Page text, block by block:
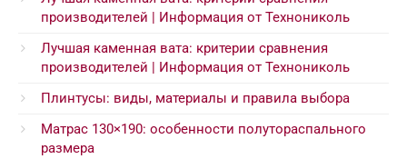
производителей | Информация от Технониколь
Лучшая каменная вата: критерии сравнения
производителей | Информация от Технониколь
Плинтусы: виды, материалы и правила выбора
Матрас 130×190: особенности полутораспального
размера